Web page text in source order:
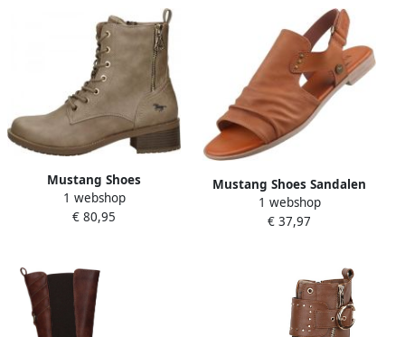
Mustang Shoes
Veterlaarsjes met
praktische rits aan de
1 webshop
€ 80,95
Mustang Shoes Sandalen
zomerschoen sandaal
blokhak met
1 webshop
€ 37,97